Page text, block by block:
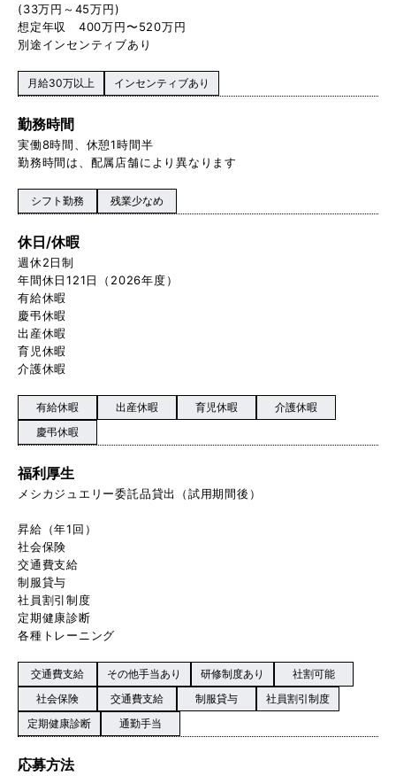
(33万円～45万円)
想定年収 400万円〜520万円
別途インセンティブあり
月給30万以上 インセンティブあり
勤務時間
実働8時間、休憩1時間半
勤務時間は、配属店舗により異なります
シフト勤務 残業少なめ
休日/休暇
週休2日制
年間休日121日（2026年度）
有給休暇
慶弔休暇
出産休暇
育児休暇
介護休暇
有給休暇 出産休暇 育児休暇
介護休暇
慶弔休暇
福利厚生
メシカジュエリー委託品貸出（試用期間後）
昇給（年1回）
社会保険
交通費支給
制服貸与
社員割引制度
定期健康診断
各種トレーニング
交通費支給 その他手当あり 研修制度あり
社割可能
社会保険
交通費支給 制服貸与
社員割引制度
定期健康診断
通勤手当
応募方法